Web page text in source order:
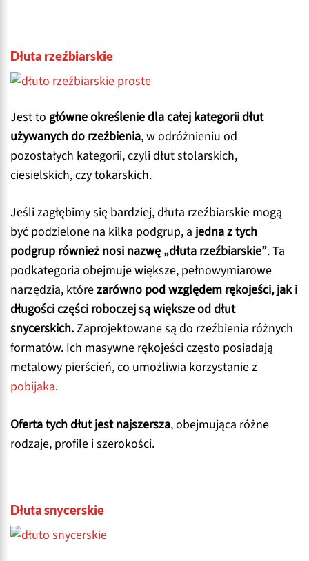
Dłuta rzeźbiarskie
Jest to główne określenie dla całej kategorii dłut
używanych do rzeźbienia, w odróżnieniu od
pozostałych kategorii, czyli dłut stolarskich,
ciesielskich, czy tokarskich.
Jeśli zagłębimy się bardziej, dłuta rzeźbiarskie mogą
być podzielone na kilka podgrup, a jedna z tych
podgrup również nosi nazwę „dłuta rzeźbiarskie”. Ta
podkategoria obejmuje większe, pełnowymiarowe
narzędzia, którezarówno pod względem rękojeści, jak i
długości części roboczej są większe od dłut
snycerskich.Zaprojektowane są do rzeźbienia różnych
formatów. Ich masywne rękojeści często posiadają
metalowy pierścień, co umożliwia korzystanie z
pobijaka.
Oferta tych dłut jest najszersza, obejmująca różne
rodzaje, profile i szerokości.
Dłuta snycerskie